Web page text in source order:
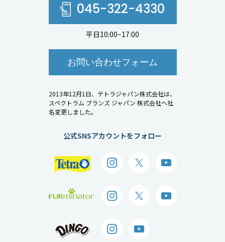
045-322-4330
平日10:00~17:00
お問い合わせフォーム
2013年12月1日、テトラジャパン株式会社は、
スペクトラム ブランズ ジャパン 株式会社へ社
名変更しました。
公式SNSアカウントをフォロー